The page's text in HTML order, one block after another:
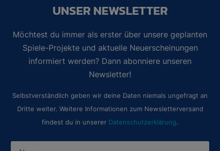
UNSER NEWSLETTER
Möchtest du immer als erster über unsere geplanten
Spiele-Projekte und aktuelle Neuerscheinungen
informiert werden? Dann abonniere unseren
Newsletter!
Selbstverständlich geben wir deine Daten niemals ungefragt an
Dritte weiter. Weitere Informationen zum Newsletterversand
findest du in unserer Datenschutzerklärung.